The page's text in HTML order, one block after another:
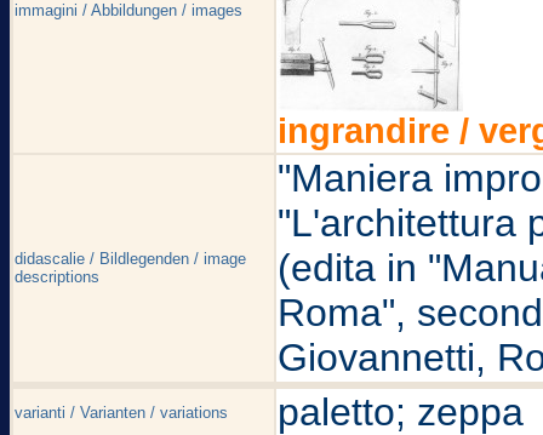
immagini / Abbildungen / images
ingrandire /
didascalie / Bildlegenden / image
descriptions
"Maniera
"L'architettura
(edita in
Roma",
Giovannetti,
varianti / Varianten / variations paletto; zeppa